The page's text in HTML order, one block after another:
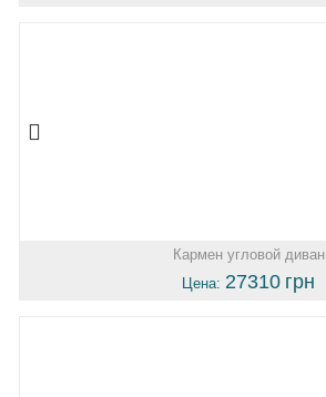
Кармен угловой диван
Цена: 27310 грн